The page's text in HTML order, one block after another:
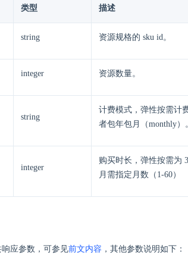
类型 描述
string 资源规格的 sku id。
integer 资源数量。
string
计费模式，弹性按需计
者包年包月（monthly）
integer
购买时长，弹性按需为
月需指定月数（1-60）
应参数，可参见前文内容 ，其他参数说明如下：